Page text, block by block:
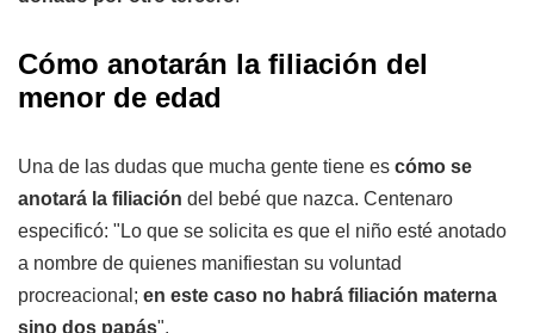
Cómo anotarán la filiación del
menor de edad
Una de las dudas que mucha gente tiene es cómo se
anotará la filiación del bebé que nazca. Centenaro
especificó: "Lo que se solicita es que el niño esté anotado
a nombre de quienes manifiestan su voluntad
procreacional; en este caso no habrá filiación materna
sino dos papás".